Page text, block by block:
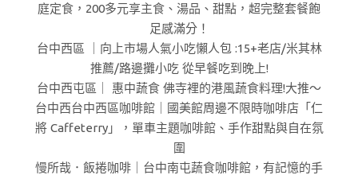
庭定食，200多元享主食、湯品、甜點，超完整套餐飽
足感滿分！
台中西區 ｜向上市場人氣小吃懶人包 :15+老店/米其林
推薦/路邊攤小吃 從早餐吃到晚上!
台中西屯區｜ 惠中蔬食 佛寺裡的港風蔬食料理!大推～
台中西台中西區咖啡館｜國美館周邊不限時咖啡店「仁
將 Caffeterry」，單車主題咖啡館、手作甜點與自在氛
圍
慢所哉．飯捲咖啡｜台中南屯蔬食咖啡館，有記憶的手